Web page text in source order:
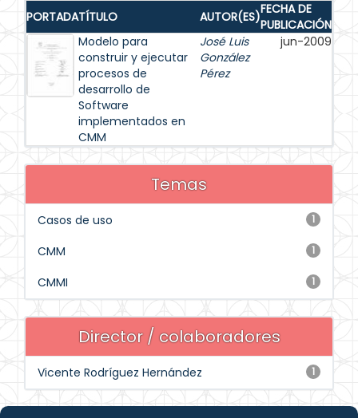
PORTADATÍTULO AUTOR(ES)FECHA DE
PUBLICACIÓN
Modelo para
construir y ejecutar
procesos de
desarrollo de
Software
implementados en
CMM
José Luis
González
Pérez
jun-2009
Temas
1
Casos de uso
1
CMM
1
CMMI
Director / colaboradores
1
Vicente Rodríguez Hernández